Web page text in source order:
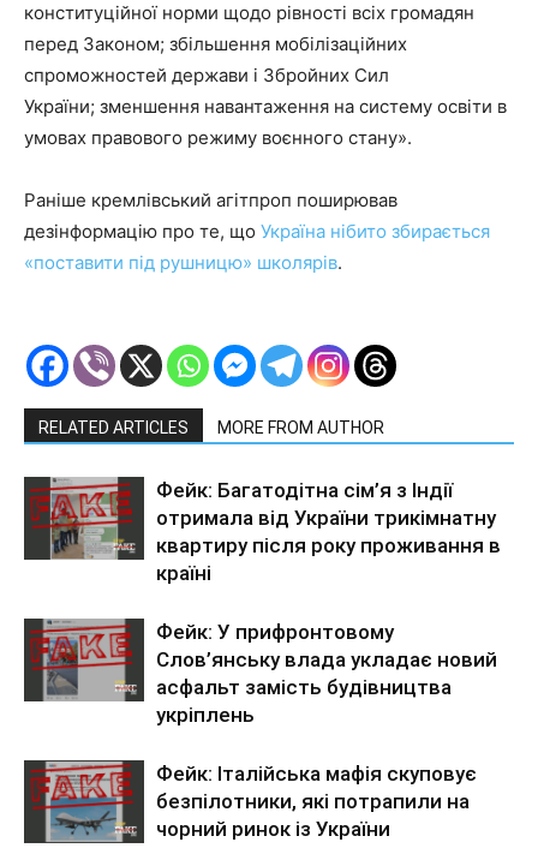
конституційної норми щодо рівності всіх громадян
перед Законом; збільшення мобілізаційних
спроможностей держави і Збройних Сил
України; зменшення навантаження на систему освіти в
умовах правового режиму воєнного стану».
Раніше кремлівський агітпроп поширював
дезінформацію про те, що Україна нібито збирається
«поставити під рушницю» школярів.
RELATED ARTICLES MORE FROM AUTHOR
Фейк: Багатодітна сім’я з Індії
отримала від України трикімнатну
квартиру після року проживання в
країні
Фейк: У прифронтовому
Слов’янську влада укладає новий
асфальт замість будівництва
укріплень
Фейк: Італійська мафія скуповує
безпілотники, які потрапили на
чорний ринок із України